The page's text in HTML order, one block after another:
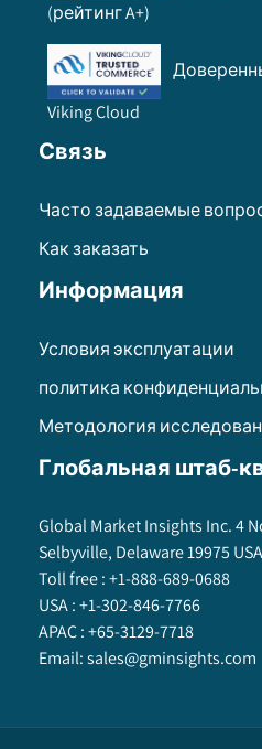
(рейтинг A+)
Viking Cloud
Связь
Часто задаваемые
Как заказать
Информация
Условия эксплуатации
политика
Методология
Глобальная штаб-
Global Market Insights Inc. 4
Selbyville, Delaware 19975 USA
Toll free :+1-888-689-0688
USA :+1-302-846-7766
APAC :+65-3129-7718
Email:sales@gminsights.com